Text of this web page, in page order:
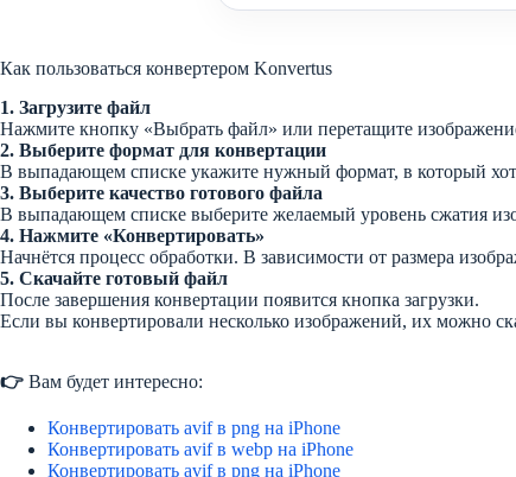
Как пользоваться конвертером Konvertus
1. Загрузите файл
Нажмите кнопку «Выбрать файл» или перетащите
2. Выберите формат для конвертации
В выпадающем списке укажите нужный формат, в который
3. Выберите качество готового файла
В выпадающем списке выберите желаемый уровень сжатия
4. Нажмите «Конвертировать»
Начнётся процесс обработки. В зависимости от размера
5. Скачайте готовый файл
После завершения конвертации появится кнопка загрузки.
Если вы конвертировали несколько изображений, их можно
👉 Вам будет интересно:
Конвертировать avif в png на iPhone
Конвертировать avif в webp на iPhone
Конвертировать avif в png на iPhone